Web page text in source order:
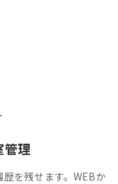
管理
を残せます。WEBか